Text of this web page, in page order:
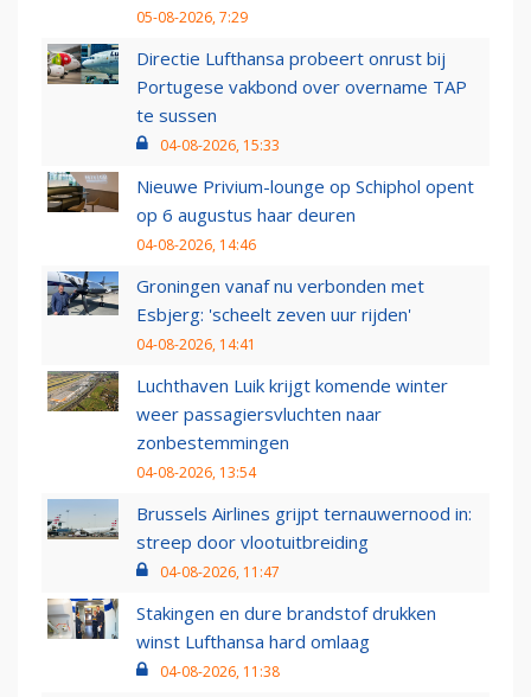
05-08-2026, 7:29
Directie Lufthansa probeert onrust bij
Portugese vakbond over overname TAP
te sussen
04-08-2026, 15:33
Nieuwe Privium-lounge op Schiphol opent
op 6 augustus haar deuren
04-08-2026, 14:46
Groningen vanaf nu verbonden met
Esbjerg: 'scheelt zeven uur rijden'
04-08-2026, 14:41
Luchthaven Luik krijgt komende winter
weer passagiersvluchten naar
zonbestemmingen
04-08-2026, 13:54
Brussels Airlines grijpt ternauwernood in:
streep door vlootuitbreiding
04-08-2026, 11:47
Stakingen en dure brandstof drukken
winst Lufthansa hard omlaag
04-08-2026, 11:38